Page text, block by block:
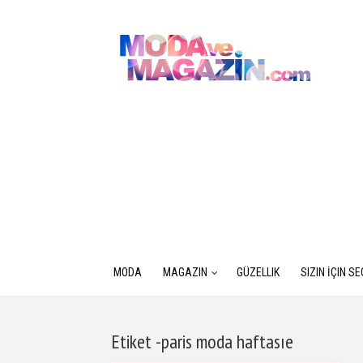
MODA MAGAZIN GÜZELLIK SIZIN İÇIN
Etiket -paris moda haftasıe